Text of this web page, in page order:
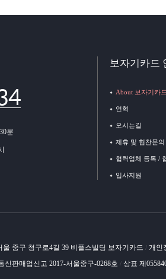
분
보자기카드
About 보자기카
연혁
오시는길
제휴 및 협찬문의
협력업체 등록 /
입사지원
울 중구 청구로4길 39 비플스빌딩 보자기카드 / 개인
신판매업신고 2017-서울중구-0268호 / 상표 제